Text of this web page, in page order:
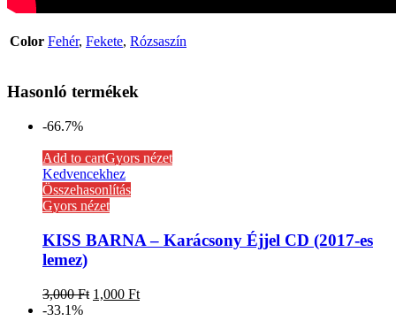
Color Fehér, Fekete, Rózsaszín
Hasonló termékek
-66.7%
Add to cartGyors nézet
Kedvencekhez
Összehasonlítás
Gyors nézet
KISS BARNA – Karácsony Éjjel CD (2017-es
lemez)
3,000Ft 1,000 Ft
-33.1%